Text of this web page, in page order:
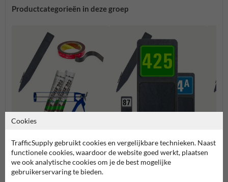
Productcategorieën in deze groep
bevestigingen
nummer
Huisnummerpalen en bordjes
Cookies
TrafficSupply gebruikt cookies en vergelijkbare technieken. Naast
functionele cookies, waardoor de website goed werkt, plaatsen
we ook analytische cookies om je de best mogelijke
gebruikerservaring te bieden.